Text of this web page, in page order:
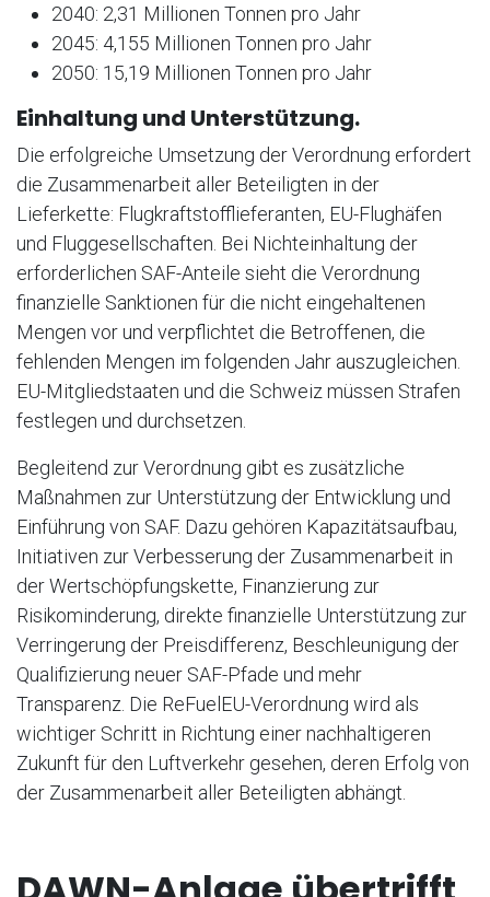
2040: 2,31 Millionen Tonnen pro Jahr
2045: 4,155 Millionen Tonnen pro Jahr
2050: 15,19 Millionen Tonnen pro Jahr
Einhaltung und Unterstützung.
Die erfolgreiche Umsetzung der Verordnung erfordert
die Zusammenarbeit aller Beteiligten in der
Lieferkette: Flugkraftstofflieferanten, EU-Flughäfen
und Fluggesellschaften. Bei Nichteinhaltung der
erforderlichen SAF-Anteile sieht die Verordnung
finanzielle Sanktionen für die nicht eingehaltenen
Mengen vor und verpflichtet die Betroffenen, die
fehlenden Mengen im folgenden Jahr auszugleichen.
EU-Mitgliedstaaten und die Schweiz müssen Strafen
festlegen und durchsetzen.
Begleitend zur Verordnung gibt es zusätzliche
Maßnahmen zur Unterstützung der Entwicklung und
Einführung von SAF. Dazu gehören Kapazitätsaufbau,
Initiativen zur Verbesserung der Zusammenarbeit in
der Wertschöpfungskette, Finanzierung zur
Risikominderung, direkte finanzielle Unterstützung zur
Verringerung der Preisdifferenz, Beschleunigung der
Qualifizierung neuer SAF-Pfade und mehr
Transparenz. Die ReFuelEU-Verordnung wird als
wichtiger Schritt in Richtung einer nachhaltigeren
Zukunft für den Luftverkehr gesehen, deren Erfolg von
der Zusammenarbeit aller Beteiligten abhängt.